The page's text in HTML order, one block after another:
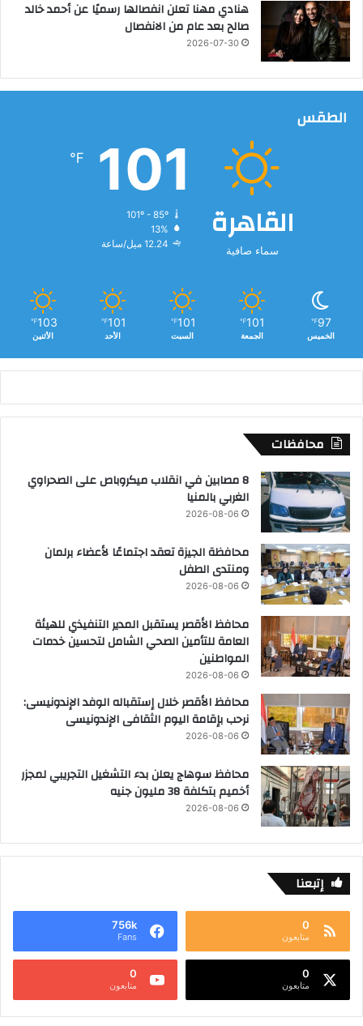
هنادي مهنا تعلن انفصالها رسميًا عن أحمد خالد
صالح بعد عام من الانفصال
2026-07-30
الطقس
القاهرة
سماء صافية
101
℉
101º - 85º
13%
12.24 ميل/ساعة
97
℉
الخميس
101
℉
الجمعة
101
℉
السبت
101
℉
الأحد
103
℉
الأثنين
محافظات
8 مصابين في انقلاب ميكروباص على الصحراوي
الغربي بالمنيا
2026-08-06
محافظة الجيزة تعقد اجتماعًا لأعضاء برلمان
ومنتدى الطفل
2026-08-06
محافظ الأقصر يستقبل المدير التنفيذي للهيئة
العامة للتأمين الصحي الشامل لتحسين خدمات
المواطنين
2026-08-06
محافظ الأقصر خلال إستقباله الوفد الإندونيسى:
نرحب بإقامة اليوم الثقافى الإندونيسى
2026-08-06
محافظ سوهاج يعلن بدء التشغيل التجريبي لمجزر
أخميم بتكلفة 38 مليون جنيه
2026-08-06
إتبعنا
0
متابعون
756k
Fans
0
متابعون
0
متابعون